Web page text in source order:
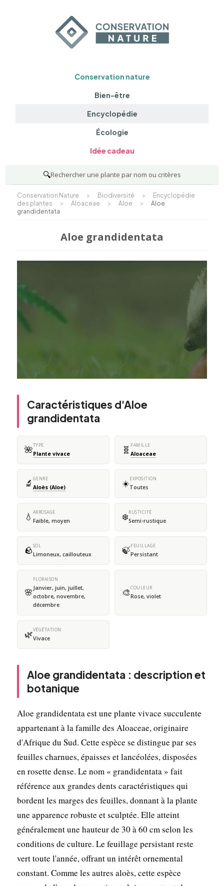
Conservation nature
Bien-être
Encyclopédie
Écologie
Idée cadeau
🔍Rechercher une plante par nom ou critères
Conservation Nature > Biodiversité >
Encyclopédie
des plantes
> Aloaceae > Aloe >
Aloe
grandidentata
Aloe grandidentata
Caractéristiques d'Aloe
grandidentata
🌺TYPE
Plante vivace 🧬 FAMILLE
Aloaceae
🔬 GENRE
Aloès (Aloe) ☀️EXPOSITION
Toutes
💧 ARROSAGE
Faible, moyen ❄️RUSTICITÉ
Semi-rustique
🪨SOL
Limoneux, caillouteux 🍃FEUILLAGE
Persistant
🌸
FLORAISON
Janvier, juin, juillet,
octobre, novembre,
décembre
🎨COULEUR
Rose, violet
🌿VÉGÉTATION
Vivace
Aloe grandidentata : description et
botanique
Aloe grandidentata est une plante vivace succulente
appartenant à la famille des Aloaceae, originaire
d'Afrique du Sud. Cette espèce se distingue par ses
feuilles charnues, épaisses et lancéolées, disposées
en rosette dense. Le nom « grandidentata » fait
référence aux grandes dents caractéristiques qui
bordent les marges des feuilles, donnant à la plante
une apparence robuste et sculptée. Elle atteint
généralement une hauteur de 30 à 60 cm selon les
conditions de culture. Le feuillage persistant reste
vert toute l'année, offrant un intérêt ornemental
constant. Comme les autres aloès, cette espèce